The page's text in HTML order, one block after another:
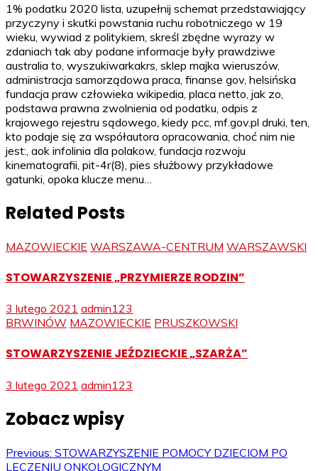
1% podatku 2020 lista, uzupełnij schemat przedstawiający
przyczyny i skutki powstania ruchu robotniczego w 19
wieku, wywiad z politykiem, skreśl zbędne wyrazy w
zdaniach tak aby podane informacje były prawdziwe
australia to, wyszukiwarkakrs, sklep majka wieruszów,
administracja samorządowa praca, finanse gov, helsińska
fundacja praw człowieka wikipedia, placa netto, jak zo,
podstawa prawna zwolnienia od podatku, odpis z
krajowego rejestru sądowego, kiedy pcc, mf.gov.pl druki, ten,
kto podaje się za współautora opracowania, choć nim nie
jest:, aok infolinia dla polakow, fundacja rozwoju
kinematografii, pit-4r(8), pies służbowy przykładowe
gatunki, opoka klucze menu…
Related Posts
MAZOWIECKIE WARSZAWA-CENTRUM WARSZAWSKI
STOWARZYSZENIE „PRZYMIERZE RODZIN”
3 lutego 2021 admin123
BRWINÓW MAZOWIECKIE PRUSZKOWSKI
STOWARZYSZENIE JEŹDZIECKIE „SZARŻA”
3 lutego 2021 admin123
Zobacz wpisy
Previous: STOWARZYSZENIE POMOCY DZIECIOM PO
LECZENIU ONKOLOGICZNYM